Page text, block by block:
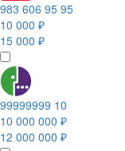
983 606 95 95
10 000 ₽
15 000 ₽
99999999 10
10 000 000 ₽
12 000 000 ₽